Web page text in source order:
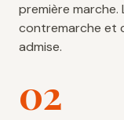
première
contremarche et
admise.